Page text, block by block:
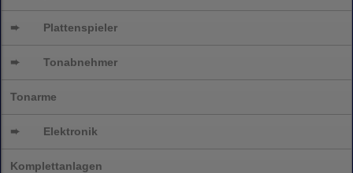
➨ Plattenspieler
➨ Tonabnehmer
Tonarme
➨ Elektronik
Komplettanlagen